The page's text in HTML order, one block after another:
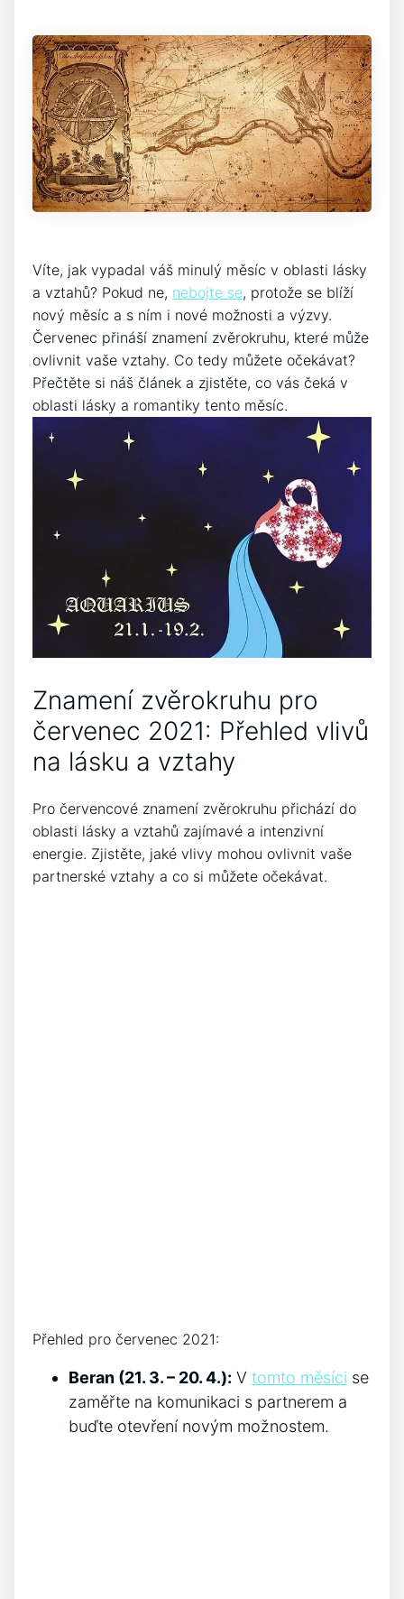
Víte, jak vypadal váš minulý měsíc v oblasti lásky
a vztahů? Pokud ne, nebojte se, protože se blíží
nový měsíc a s ním i nové možnosti a výzvy.
Červenec přináší znamení zvěrokruhu, které může
ovlivnit vaše vztahy. Co tedy můžete očekávat?
Přečtěte si náš článek a zjistěte, co vás čeká v
oblasti lásky a romantiky tento měsíc.
Znamení zvěrokruhu pro
červenec 2021: Přehled vlivů
na lásku a vztahy
Pro červencové znamení zvěrokruhu přichází do
oblasti lásky a vztahů zajímavé a intenzivní
energie. Zjistěte, jaké vlivy mohou ovlivnit vaše
partnerské vztahy a co si můžete očekávat.
Přehled pro červenec 2021:
Beran (21. 3. – 20. 4.): V tomto měsíci se
zaměřte na komunikaci s partnerem a
buďte otevření novým možnostem.